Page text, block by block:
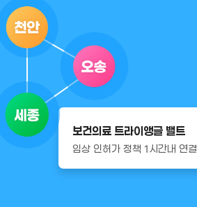
보건의료 트라이앵글 밸트
임상 인허가 정책 1시간내 연결